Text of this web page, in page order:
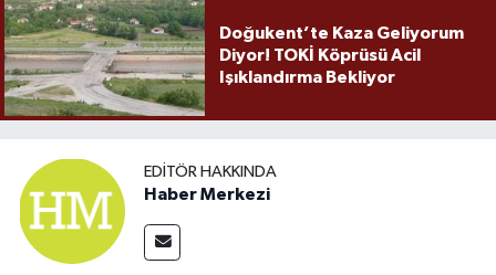
Doğukent’te Kaza Geliyorum
Diyor! TOKİ Köprüsü Acil
Işıklandırma Bekliyor
EDITÖR HAKKINDA
Haber Merkezi